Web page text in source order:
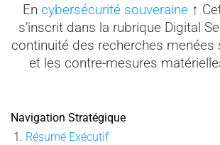
En cybersécurité souveraine ↑
s’inscrit dans la rubrique Digital
continuité des recherches menées
et les contre-mesures
Navigation Stratégique
Résumé Exécutif